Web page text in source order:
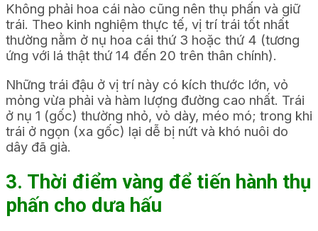
Không phải hoa cái nào cũng nên thụ phấn và giữ
trái. Theo kinh nghiệm thực tế, vị trí trái tốt nhất
thường nằm ở nụ hoa cái thứ 3 hoặc thứ 4 (tương
ứng với lá thật thứ 14 đến 20 trên thân chính).
Những trái đậu ở vị trí này có kích thước lớn, vỏ
mỏng vừa phải và hàm lượng đường cao nhất. Trái
ở nụ 1 (gốc) thường nhỏ, vỏ dày, méo mó; trong khi
trái ở ngọn (xa gốc) lại dễ bị nứt và khó nuôi do
dây đã già.
3. Thời điểm vàng để tiến hành thụ
phấn cho dưa hấu